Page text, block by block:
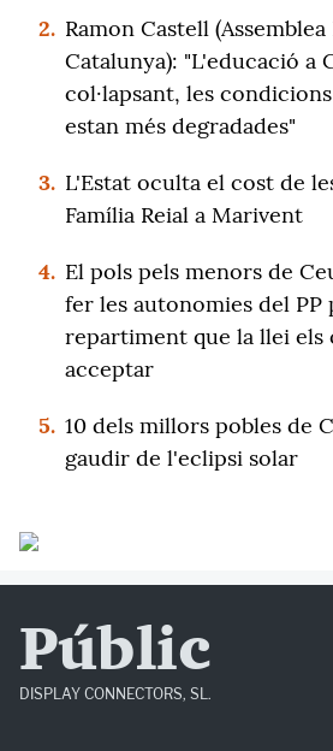
2. Ramon Castell
Catalunya): "L'educació a
col·lapsant, les
estan més degradades"
3. L'Estat oculta el cost de
Família Reial a Marivent
4. El pols pels menors de
fer les autonomies del
repartiment que la llei els
acceptar
5. 10 dels millors pobles de
gaudir de l'eclipsi solar
Públic
DISPLAY CONNECTORS, SL.